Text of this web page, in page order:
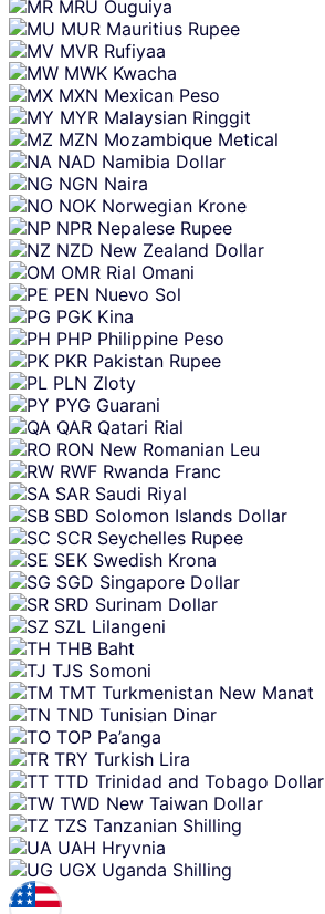
MRU Ouguiya
MUR Mauritius Rupee
MVR Rufiyaa
MWK Kwacha
MXN Mexican Peso
MYR Malaysian Ringgit
MZN Mozambique Metical
NAD Namibia Dollar
NGN Naira
NOK Norwegian Krone
NPR Nepalese Rupee
NZD New Zealand Dollar
OMR Rial Omani
PEN Nuevo Sol
PGK Kina
PHP Philippine Peso
PKR Pakistan Rupee
PLN Zloty
PYG Guarani
QAR Qatari Rial
RON New Romanian Leu
RWF Rwanda Franc
SAR Saudi Riyal
SBD Solomon Islands Dollar
SCR Seychelles Rupee
SEK Swedish Krona
SGD Singapore Dollar
SRD Surinam Dollar
SZL Lilangeni
THB Baht
TJS Somoni
TMT Turkmenistan New Manat
TND Tunisian Dinar
TOP Pa’anga
TRY Turkish Lira
TTD Trinidad and Tobago Dollar
TWD New Taiwan Dollar
TZS Tanzanian Shilling
UAH Hryvnia
UGX Uganda Shilling